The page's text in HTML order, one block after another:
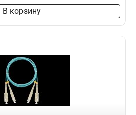
В корзину